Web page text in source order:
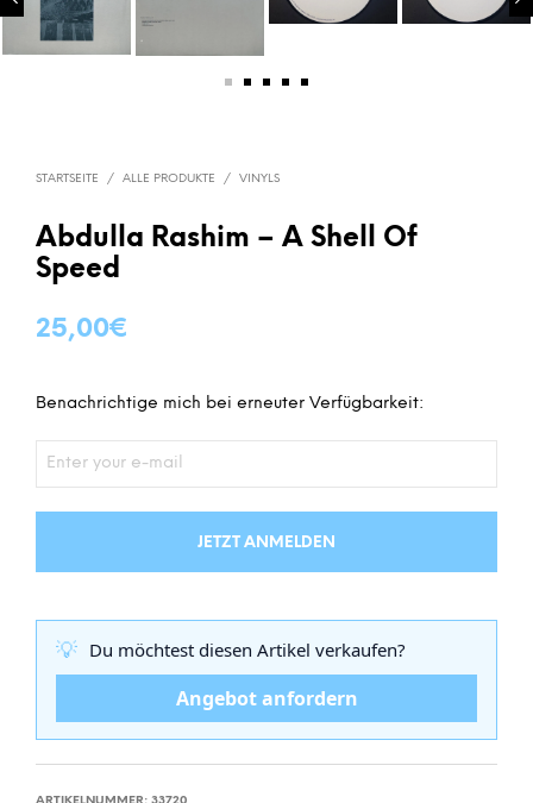
STARTSEITE / ALLE PRODUKTE / VINYLS
Abdulla Rashim – A Shell Of
Speed
25,00€
Benachrichtige mich bei erneuter Verfügbarkeit:
JETZT ANMELDEN
💡 Du möchtest diesen Artikel verkaufen?
Angebot anfordern